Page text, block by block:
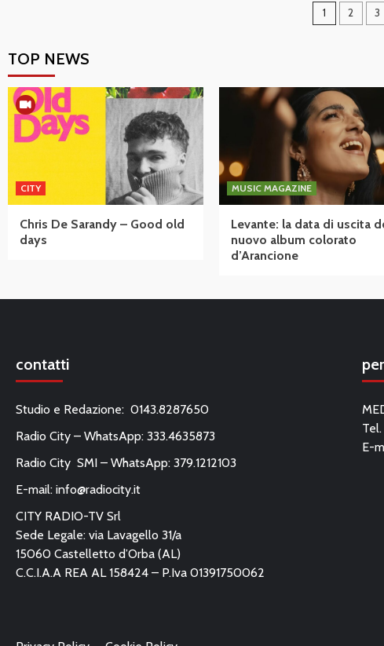
1 2 3
TOP NEWS
CITY
Chris De Sarandy – Good old
days
MUSIC MAGAZINE
Levante: la data di uscita
nuovo album colorato
d’Arancione
contatti
Studio e Redazione: 0143.8287650
Radio City – WhatsApp: 333.4635873
Radio City SMI – WhatsApp: 379.1212103
E-mail: info@radiocity.it
CITY RADIO-TV Srl
Sede Legale: via Lavagello 31/a
15060 Castelletto d’Orba (AL)
C.C.I.A.A REA AL 158424 – P.Iva 01391750062
E-